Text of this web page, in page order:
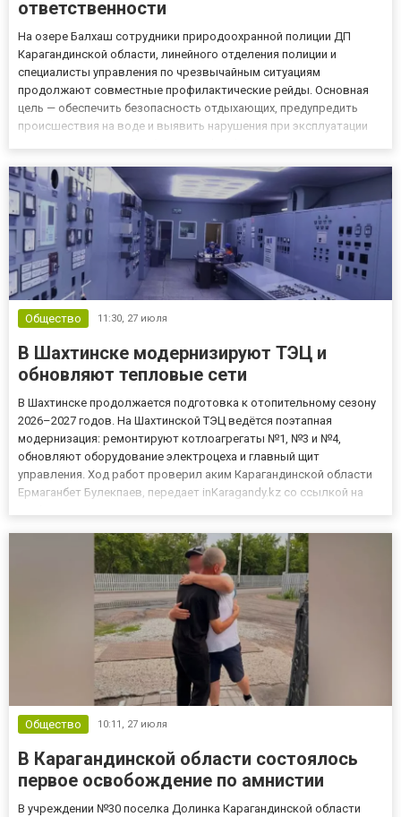
ответственности
На озере Балхаш сотрудники природоохранной полиции ДП
Карагандинской области, линейного отделения полиции и
специалисты управления по чрезвычайным ситуациям
продолжают совместные профилактические рейды. Основная
цель — обеспечить безопасность отдыхающих, предупредить
происшествия на воде и выявить нарушения при эксплуатации
спасатели проводят разъясни...
Общество 11:30, 27 июля
В Шахтинске модернизируют ТЭЦ и
обновляют тепловые сети
В Шахтинске продолжается подготовка к отопительному сезону
2026–2027 годов. На Шахтинской ТЭЦ ведётся поэтапная
модернизация: ремонтируют котлоагрегаты №1, №3 и №4,
обновляют оборудование электроцеха и главный щит
управления. Ход работ проверил аким Карагандинской области
Ермаганбет Булекпаев, передает inKaragandy.kz со ссылкой на
увеличению финансир...
Общество 10:11, 27 июля
В Карагандинской области состоялось
первое освобождение по амнистии
В учреждении №30 поселка Долинка Карагандинской области